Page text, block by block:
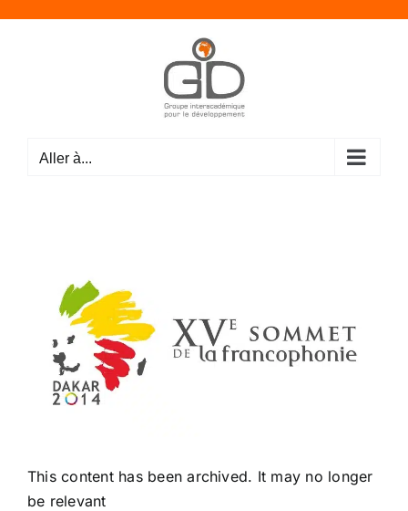
Aller à...
This content has been archived. It may no longer
be relevant